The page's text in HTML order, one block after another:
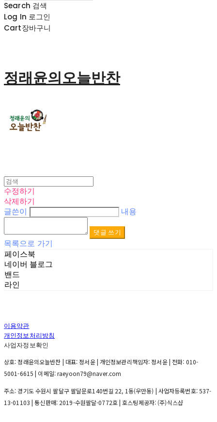
Search 검색
Log In 로그인
Cart장바구니
정래윤의오늘반찬
수정하기
삭제하기
글쓴이
내용
댓글 쓰기
목록으로 가기
페이스북
네이버 블로그
밴드
라인
이용약관
개인정보처리방침
사업자정보확인
상호: 정래윤의오늘반찬 | 대표: 정서윤 | 개인정보관리책임자: 정서윤 | 전화: 010-
5001-6615 | 이메일: raeyoon79@naver.com
주소: 경기도 수원시 팔달구 팔달문로140번길 22, 1동(우만동) | 사업자등록번호:537-
13-01103 | 통신판매: 2019-수원팔달-0772호| 호스팅제공자: (주)식스샵